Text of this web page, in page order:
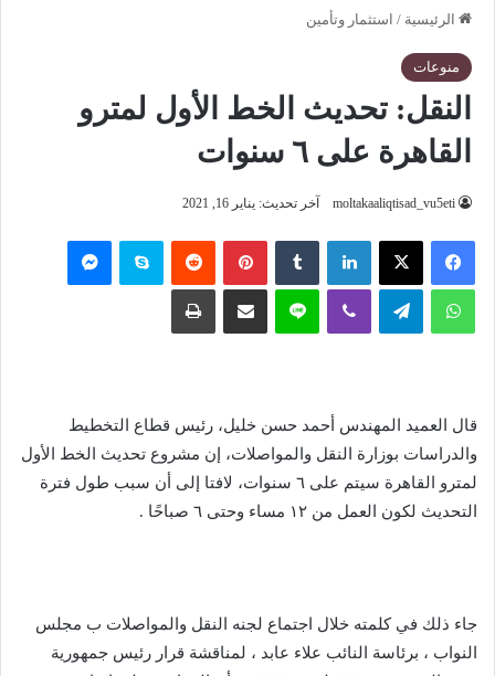
الرئيسية / استثمار وتأمين
منوعات
النقل: تحديث الخط الأول لمترو
القاهرة على ٦ سنوات
moltakaaliqtisad_vu5eti آخر تحديث: يناير 16, 2021
فيسبوك ‫X لينكدإن بينتيريست سكايب
واتساب تيلقرام لاين
قال العميد المهندس أحمد حسن خليل، رئيس قطاع التخطيط
والدراسات بوزارة النقل والمواصلات، إن مشروع تحديث الخط الأول
لمترو القاهرة سيتم على ٦ سنوات، لافتا إلى أن سبب طول فترة
التحديث لكون العمل من ١٢ مساء وحتى ٦ صباحًا .
جاء ذلك في كلمته خلال اجتماع لجنه النقل والمواصلات ب مجلس
النواب ، برئاسة النائب علاء عابد ، لمناقشة قرار رئيس جمهورية